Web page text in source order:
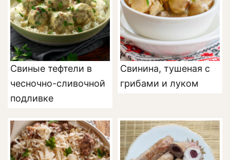
Свиные тефтели в
чесночно-сливочной
подливке
Свинина, тушеная с
грибами и луком